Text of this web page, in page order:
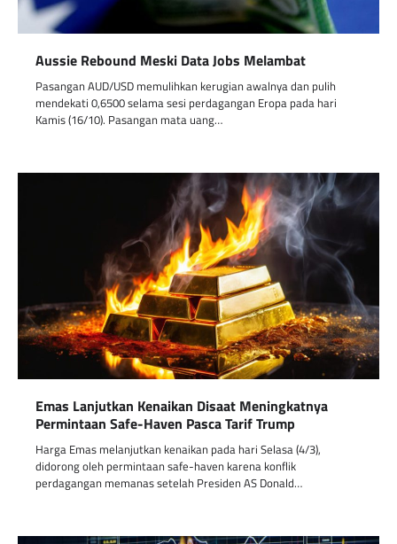
Aussie Rebound Meski Data Jobs Melambat
Pasangan AUD/USD memulihkan kerugian awalnya dan pulih
mendekati 0,6500 selama sesi perdagangan Eropa pada hari
Kamis (16/10). Pasangan mata uang…
Emas Lanjutkan Kenaikan Disaat Meningkatnya
Permintaan Safe-Haven Pasca Tarif Trump
Harga Emas melanjutkan kenaikan pada hari Selasa (4/3),
didorong oleh permintaan safe-haven karena konflik
perdagangan memanas setelah Presiden AS Donald…